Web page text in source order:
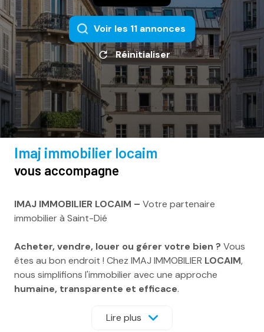
Voir les 11 annonces
Réinitialiser
imaj immobilier locaim
vous accompagne
IMAJ IMMOBILIER LOCAIM – Votre partenaire
immobilier à Saint-Dié
Acheter, vendre, louer ou gérer votre bien ? Vous
êtes au bon endroit ! Chez IMAJ IMMOBILIER LOCAIM,
nous simplifions l'immobilier avec une approche
humaine, transparente et efficace.
– On s’occupe de tout pour que
Lire plus